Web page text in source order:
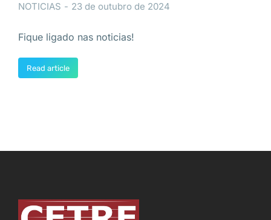
NOTICIAS 23 de outubro de 2024
Fique ligado nas noticias!
Read article